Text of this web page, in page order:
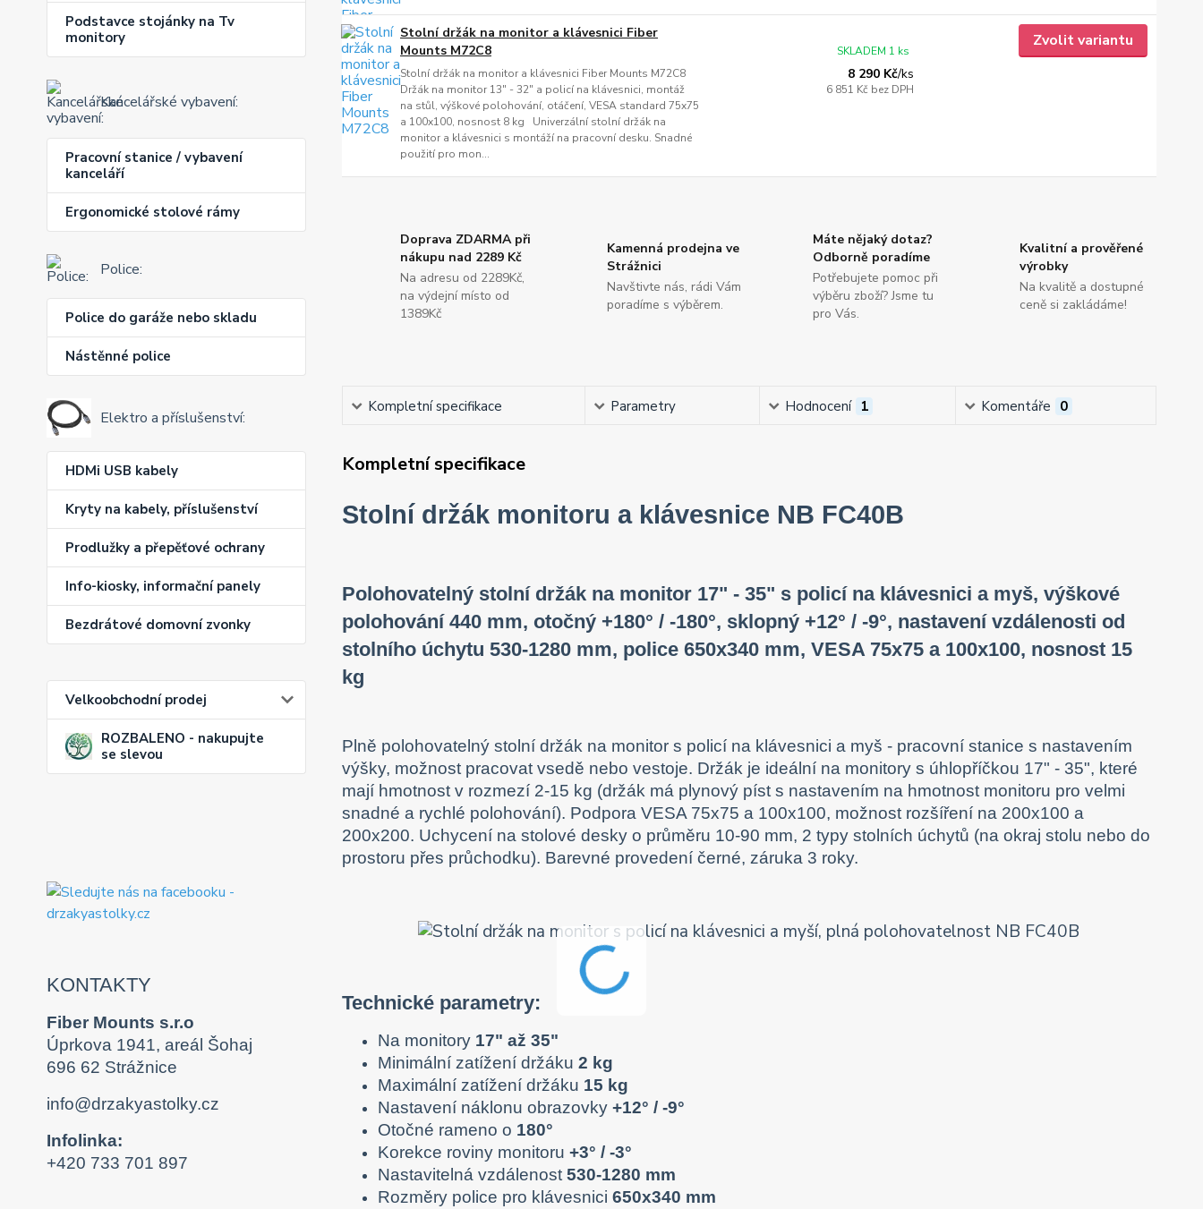
Podstavce stojánky na Tv
monitory
Kancelářské vybavení:
Pracovní stanice / vybavení
kanceláří
Ergonomické stolové rámy
Police:
Police do garáže nebo skladu
Nástěnné police
Elektro a příslušenství:
HDMi USB kabely
Kryty na kabely, příslušenství
Prodlužky a přepěťové ochrany
Info-kiosky, informační panely
Bezdrátové domovní zvonky
Velkoobchodní prodej
ROZBALENO - nakupujte
se slevou
KONTAKTY
Fiber Mounts s.r.o
Úprkova 1941, areál Šohaj
696 62 Strážnice
info@drzakyastolky.cz
Infolinka:
+420 733 701 897
Stolní držák na monitor a klávesnici Fiber
Mounts M72C8
Stolní držák na monitor a klávesnici Fiber Mounts M72C8
Držák na monitor 13" - 32" a policí na klávesnici, montáž
na stůl, výškové polohování, otáčení, VESA standard 75x75
a 100x100, nosnost 8 kg Univerzální stolní držák na
monitor a klávesnici s montáží na pracovní desku. Snadné
použití pro mon...
8 290 Kč/ks
6 851 Kč bez DPH
SKLADEM 1 ks
Zvolit variantu
Doprava ZDARMA při
nákupu nad 2289 Kč
Na adresu od 2289Kč,
na výdejní místo od
1389Kč
Kamenná prodejna ve
Strážnici
Navštivte nás, rádi Vám
poradíme s výběrem.
Máte nějaký dotaz?
Odborně poradíme
Potřebujete pomoc při
výběru zboží? Jsme tu
pro Vás.
Kvalitní a prověřené
výrobky
Na kvalitě a dostupné
ceně si zakládáme!
Kompletní specifikace Parametry Hodnocení 1 Komentáře 0
Kompletní specifikace
Stolní držák monitoru a klávesnice NB FC40B
Polohovatelný stolní držák na monitor 17" - 35" s policí na klávesnici a myš, výškové
polohování 440 mm, otočný +180° / -180°, sklopný +12° / -9°, nastavení vzdálenosti od
stolního úchytu 530-1280 mm, police 650x340 mm, VESA 75x75 a 100x100, nosnost 15
kg
Plně polohovatelný stolní držák na monitor s policí na klávesnici a myš - pracovní stanice s nastavením
výšky, možnost pracovat vsedě nebo vestoje. Držák je ideální na monitory s úhlopříčkou 17" - 35", které
mají hmotnost v rozmezí 2-15 kg (držák má plynový píst s nastavením na hmotnost monitoru pro velmi
snadné a rychlé polohování). Podpora VESA 75x75 a 100x100, možnost rozšíření na 200x100 a
200x200. Uchycení na stolové desky o průměru 10-90 mm, 2 typy stolních úchytů (na okraj stolu nebo do
prostoru přes průchodku). Barevné provedení černé, záruka 3 roky.
Technické parametry:
Na monitory17" až 35"
Minimální zatížení držáku 2 kg
Maximální zatížení držáku 15 kg
Nastavení náklonu obrazovky +12° / -9°
Otočné rameno o 180°
Korekce roviny monitoru +3° / -3°
Nastavitelná vzdálenost 530-1280 mm
Rozměry police pro klávesnici 650x340 mm